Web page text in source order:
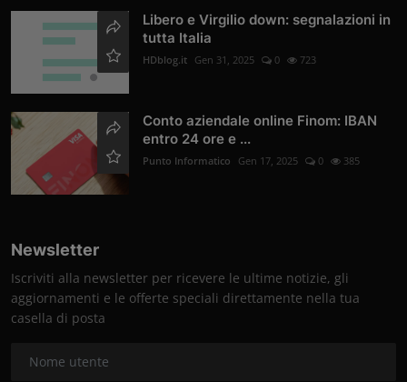
Libero e Virgilio down: segnalazioni in
tutta Italia
HDblog.it Gen 31, 2025 0 723
Conto aziendale online Finom: IBAN
entro 24 ore e ...
Punto Informatico Gen 17, 2025 0 385
Newsletter
Iscriviti alla newsletter per ricevere le ultime notizie, gli
aggiornamenti e le offerte speciali direttamente nella tua
casella di posta